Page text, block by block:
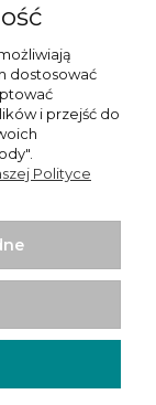
dostosować
i przejść do
Polityce